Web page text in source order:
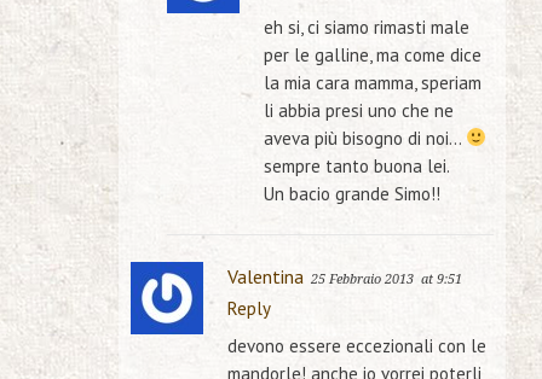
eh si, ci siamo rimasti male
per le galline, ma come dice
la mia cara mamma, speriam
li abbia presi uno che ne
aveva più bisogno di noi…
sempre tanto buona lei.
Un bacio grande Simo!!
Valentina 25 Febbraio 2013 at 9:51
Reply
devono essere eccezionali con le
mandorle! anche io vorrei poterli